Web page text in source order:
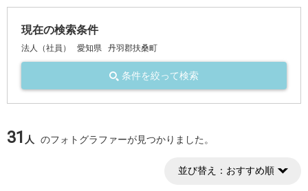
現在の検索条件
法人（社員） 愛知県 丹羽郡扶桑町
条件を絞って検索
31 人 のフォトグラファーが見つかりました。
並び替え： おすすめ順